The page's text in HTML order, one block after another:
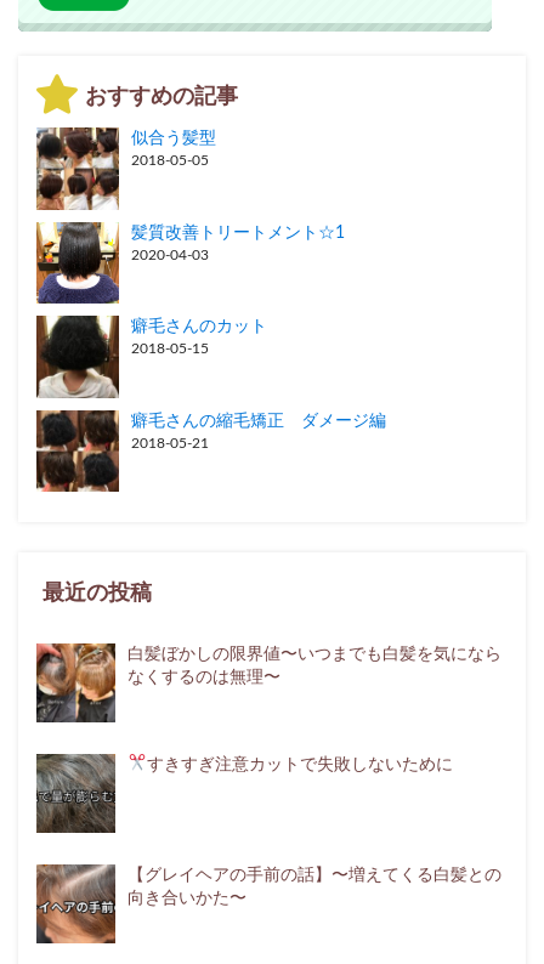
おすすめの記事
似合う髪型
2018-05-05
髪質改善トリートメント☆1
2020-04-03
癖毛さんのカット
2018-05-15
癖毛さんの縮毛矯正 ダメージ編
2018-05-21
最近の投稿
白髪ぼかしの限界値〜いつまでも白髪を気になら
なくするのは無理〜
すきすぎ注意カットで失敗しないために
【グレイヘアの手前の話】〜増えてくる白髪との
向き合いかた〜